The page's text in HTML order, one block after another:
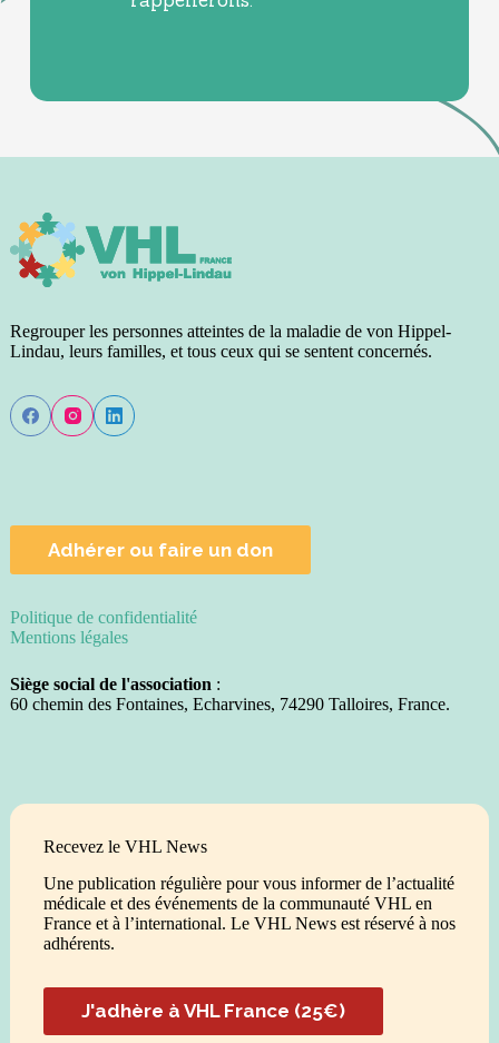
Regrouper les personnes atteintes de la maladie de von Hippel-
Lindau, leurs familles, et tous ceux qui se sentent concernés.
Adhérer ou faire un don
Politique de confidentialité
Mentions légales
Siège social de l'association :
60 chemin des Fontaines, Echarvines, 74290 Talloires, France.
Recevez le VHL News
Une publication régulière pour vous informer de l’actualité
médicale et des événements de la communauté VHL en
France et à l’international. Le VHL News est réservé à nos
adhérents.
J'adhère à VHL France (25€)